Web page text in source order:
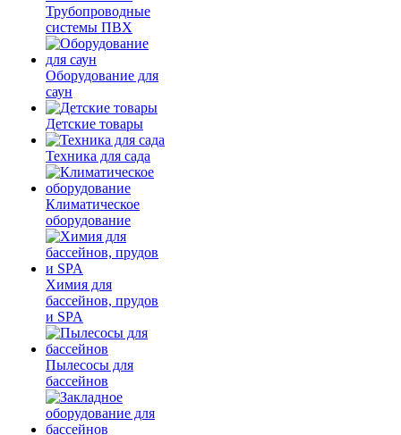
Трубопроводные
системы ПВХ
Оборудование для
саун
Детские товары
Техника для сада
Климатическое
оборудование
Химия для
бассейнов, прудов
и SPA
Пылесосы для
бассейнов